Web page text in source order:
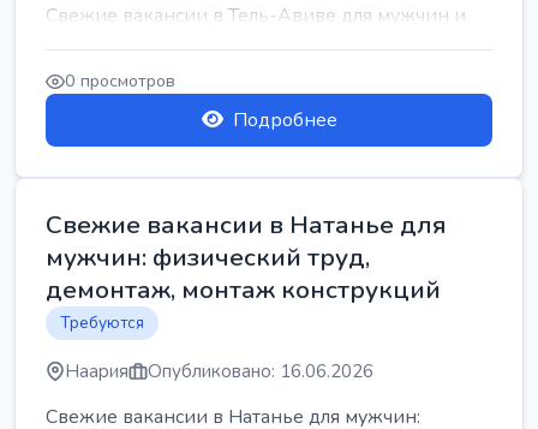
Свежие вакансии в Тель-Авиве для мужчин и
женщин от хозя...
0 просмотров
Подробнее
Свежие вакансии в Натанье для
мужчин: физический труд,
демонтаж, монтаж конструкций
Требуются
Наария Опубликовано: 16.06.2026
Свежие вакансии в Натанье для мужчин: